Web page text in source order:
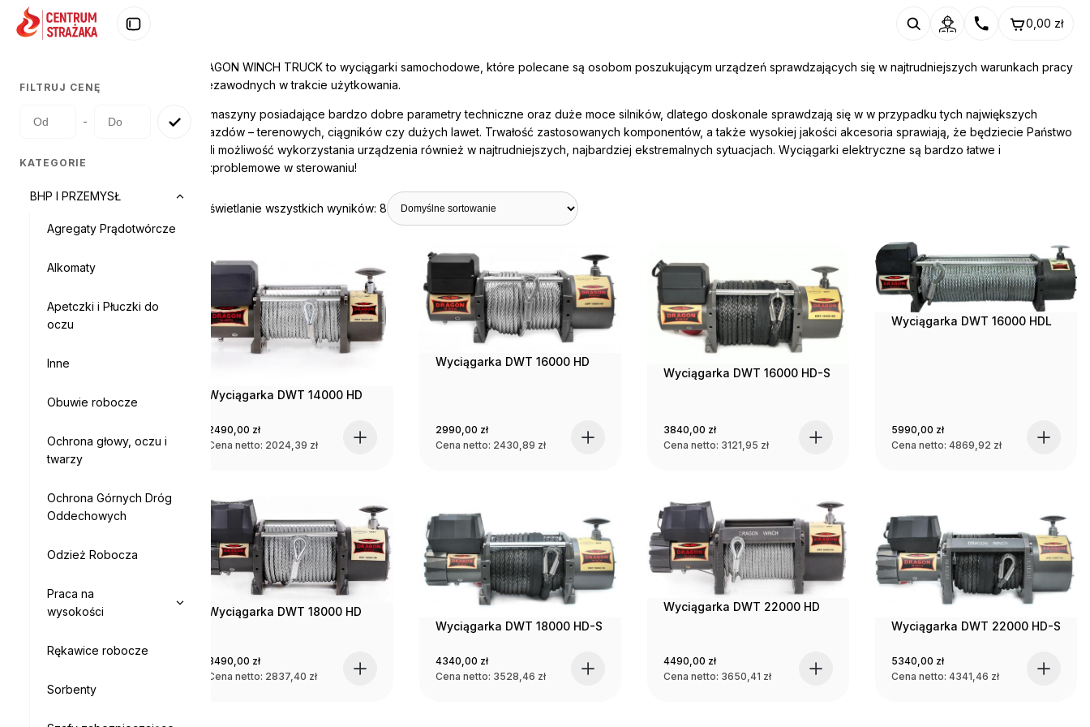
FILTRUJ CENĘ
-
KATEGORIE
BHP I PRZEMYSŁ
Agregaty Prądotwórcze
Alkomaty
Apetczki i Płuczki do
oczu
Inne
Obuwie robocze
Ochrona głowy, oczu i
twarzy
Ochrona Górnych Dróg
Oddechowych
Odzież Robocza
Praca na
wysokości
Rękawice robocze
Sorbenty
0,00 zł
DRAGON WINCH TRUCK to wyciągarki samochodowe, które polecane są osobom poszukującym urządzeń sprawdzających się w najtrudniejszych warunkach pracy
i niezawodnych w trakcie użytkowania.
To maszyny posiadające bardzo dobre parametry techniczne oraz duże moce silników, dlatego doskonale sprawdzają się w w przypadku tych największych
pojazdów – terenowych, ciągników czy dużych lawet. Trwałość zastosowanych komponentów, a także wysokiej jakości akcesoria sprawiają, że będziecie Państwo
mieli możliwość wykorzystania urządzenia również w najtrudniejszych, najbardziej ekstremalnych sytuacjach. Wyciągarki elektryczne są bardzo łatwe i
bezproblemowe w sterowaniu!
Wyświetlanie wszystkich wyników: 8
Wyciągarka DWT 14000 HD
2490,00 zł
Cena netto: 2024,39 zł
Wyciągarka DWT 16000 HD
2990,00 zł
Cena netto: 2430,89 zł
Wyciągarka DWT 16000 HD-S
3840,00 zł
Cena netto: 3121,95 zł
Wyciągarka DWT 16000 HDL
5990,00 zł
Cena netto: 4869,92 zł
Wyciągarka DWT 18000 HD
3490,00 zł
Cena netto: 2837,40 zł
Wyciągarka DWT 18000 HD-S
4340,00 zł
Cena netto: 3528,46 zł
Wyciągarka DWT 22000 HD
4490,00 zł
Cena netto: 3650,41 zł
Wyciągarka DWT 22000 HD-S
5340,00 zł
Cena netto: 4341,46 zł